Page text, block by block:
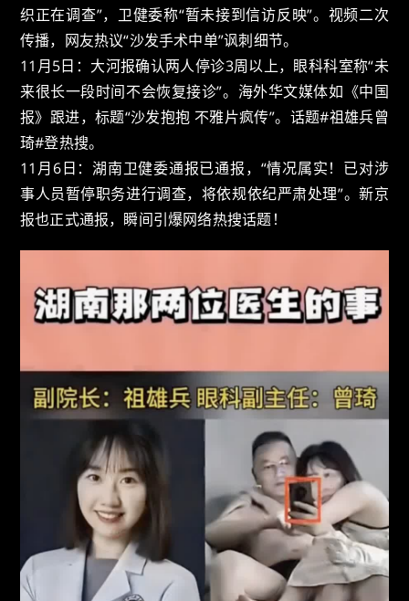
织正在调查”，卫健委称“暂未接到信访反映”。视频二次
传播，网友热议“沙发手术中单”讽刺细节。
11月5日：大河报确认两人停诊3周以上，眼科科室称“未
来很长一段时间不会恢复接诊”。海外华文媒体如《中国
报》跟进，标题“沙发抱抱 不雅片疯传”。话题#祖雄兵曾
琦#登热搜。
11月6日：湖南卫健委通报已通报，“情况属实！已对涉
事人员暂停职务进行调查，将依规依纪严肃处理”。新京
报也正式通报，瞬间引爆网络热搜话题！